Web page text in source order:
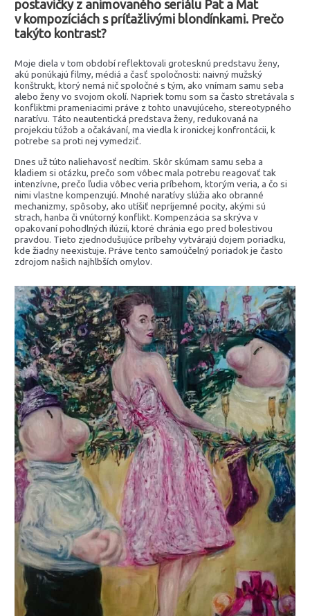
postavičky z animovaného seriálu Pat a Mat
v kompozíciách s príťažlivými blondínkami. Prečo
takýto kontrast?
Moje diela v tom období reflektovali grotesknú predstavu ženy,
akú ponúkajú filmy, médiá a časť spoločnosti: naivný mužský
konštrukt, ktorý nemá nič spoločné s tým, ako vnímam samu seba
alebo ženy vo svojom okolí. Napriek tomu som sa často stretávala s
konfliktmi prameniacimi práve z tohto unavujúceho, stereotypného
naratívu. Táto neautentická predstava ženy, redukovaná na
projekciu túžob a očakávaní, ma viedla k ironickej konfrontácii, k
potrebe sa proti nej vymedziť.
Dnes už túto naliehavosť necítim. Skôr skúmam samu seba a
kladiem si otázku, prečo som vôbec mala potrebu reagovať tak
intenzívne, prečo ľudia vôbec veria príbehom, ktorým veria, a čo si
nimi vlastne kompenzujú. Mnohé naratívy slúžia ako obranné
mechanizmy, spôsoby, ako utíšiť nepríjemné pocity, akými sú
strach, hanba či vnútorný konflikt. Kompenzácia sa skrýva v
opakovaní pohodlných ilúzií, ktoré chránia ego pred bolestivou
pravdou. Tieto zjednodušujúce príbehy vytvárajú dojem poriadku,
kde žiadny neexistuje. Práve tento samoúčelný poriadok je často
zdrojom našich najhlbších omylov.